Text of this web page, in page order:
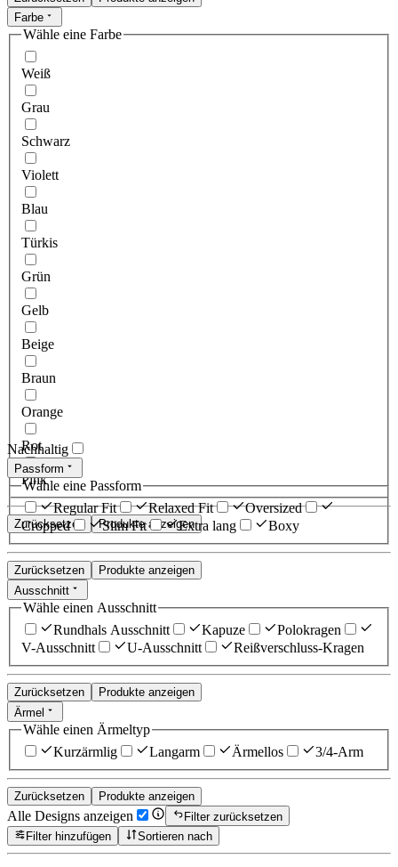
Farbe
Wähle eine Farbe
Weiß
Grau
Schwarz
Violett
Blau
Türkis
Grün
Gelb
Beige
Braun
Orange
Rot
Pink
Zurücksetzen Produkte anzeigen
Nachhaltig
Passform
Wähle eine Passform
Regular Fit
Relaxed Fit
Oversized
Cropped
Slim Fit Extra lang Boxy
Zurücksetzen
Produkte anzeigen
Ausschnitt
Wähle einen Ausschnitt
Rundhals Ausschnitt
Kapuze
Polokragen
V-Ausschnitt
U-Ausschnitt Reißverschluss-Kragen
Zurücksetzen
Produkte anzeigen
Ärmel
Wähle einen Ärmeltyp
Kurzärmlig
Langarm Ärmellos 3/4-Arm
Zurücksetzen Produkte anzeigen
Alle Designs anzeigen
Filter zurücksetzen
Filter hinzufügen
Sortieren nach